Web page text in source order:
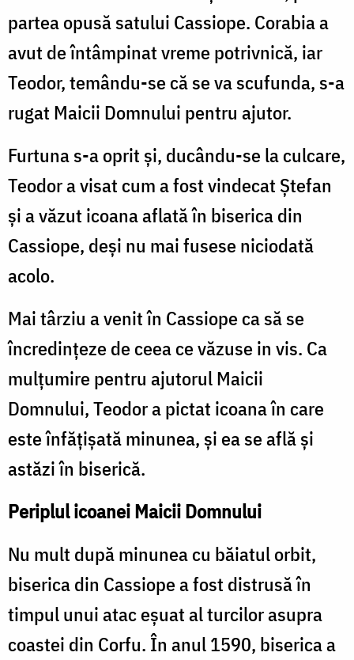
partea opusă satului Cassiope. Corabia a
avut de întâmpinat vreme potrivnică, iar
Teodor, temându-se că se va scufunda, s-a
rugat Maicii Domnului pentru ajutor.
Furtuna s-a oprit şi, ducându-se la culcare,
Teodor a visat cum a fost vindecat Ştefan
şi a văzut icoana aflată în biserica din
Cassiope, deşi nu mai fusese niciodată
acolo.
Mai târziu a venit în Cassiope ca să se
încredinţeze de ceea ce văzuse in vis. Ca
mulţumire pentru ajutorul Maicii
Domnului, Teodor a pictat icoana în care
este înfăţişată minunea, şi ea se află şi
astăzi în biserică.
Periplul icoanei Maicii Domnului
Nu mult după minunea cu băiatul orbit,
biserica din Cassiope a fost distrusă în
timpul unui atac eşuat al turcilor asupra
coastei din Corfu. În anul 1590, biserica a